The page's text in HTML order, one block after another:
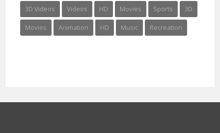
3D Videos Videos HD Movies Sports 3D
Movies Animation HD Music Recreation